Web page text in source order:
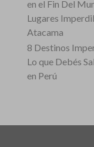
en el Fin Del
Lugares
Atacama
8 Destinos
Lo que Debés
en Perú